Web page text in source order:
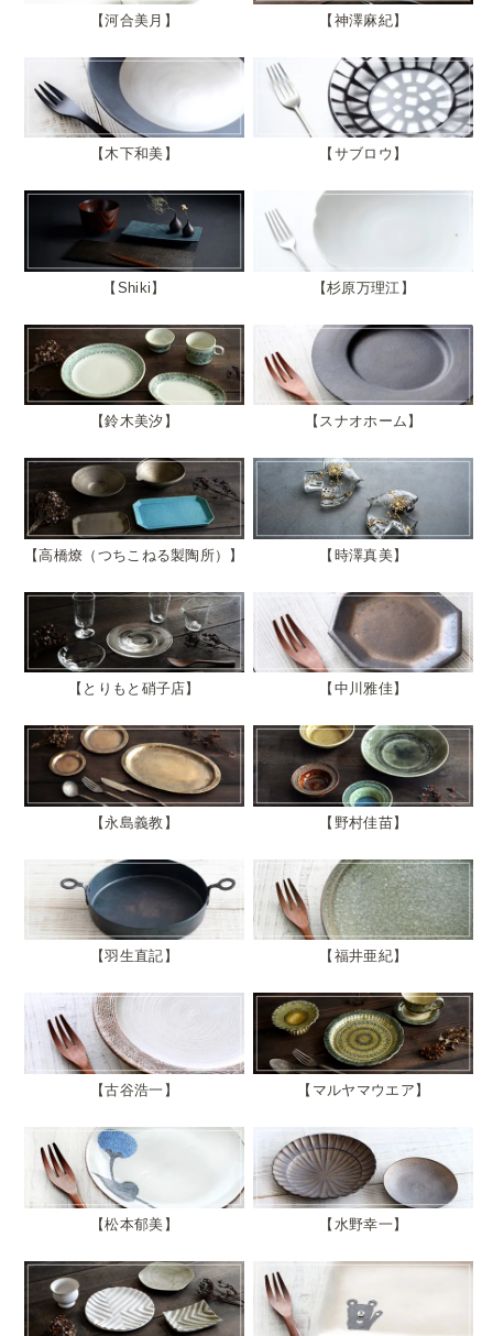
河合美月 神澤麻紀
木下和美 サブロウ
Shiki 杉原万理江
鈴木美汐 スナオホーム
高橋燎（つちこねる製陶所） 時澤真美
とりもと硝子店 中川雅佳
永島義教 野村佳苗
羽生直記 福井亜紀
古谷浩一 マルヤマウエア
松本郁美 水野幸一